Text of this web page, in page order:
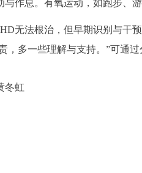
与作息。有氧运动，如跑步、
无法根治，但早期识别与干
，多一些理解与支持。”可通
冬虹